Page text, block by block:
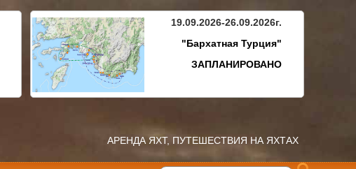
19.09.2026-26.09.2026г.
"Бархатная Турция"
ЗАПЛАНИРОВАНО
АРЕНДА ЯХТ, ПУТЕШЕСТВИЯ НА ЯХТАХ